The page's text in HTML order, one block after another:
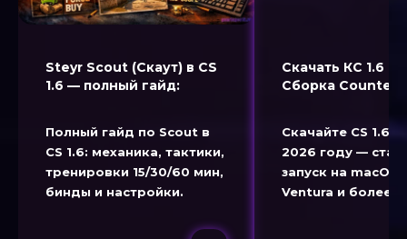
Steyr Scout (Скаут) в CS
1.6 — полный гайд:
Полный гайд по Scout в
CS 1.6: механика, тактики,
тренировки 15/30/60 мин,
бинды и настройки.
Скачать КС 1.6
Сборка Counter
Скачайте CS 1.6
2026 году —
запуск на macOS
Ventura и более